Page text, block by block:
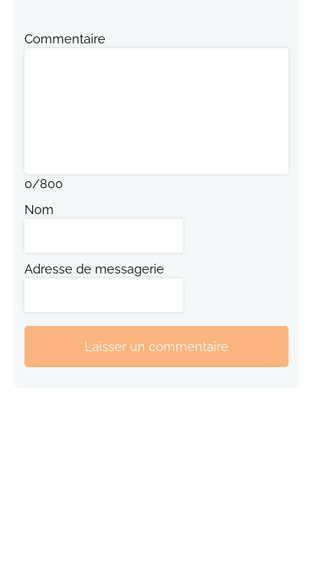
Commentaire
0/800
Nom
Adresse de messagerie
Laisser un commentaire